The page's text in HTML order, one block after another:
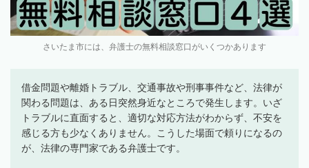
さいたま市には、弁護士の無料相談窓口がいくつかあります
借金問題や離婚トラブル、交通事故や刑事事件など、法律が
関わる問題は、ある日突然身近なところで発生します。いざ
トラブルに直面すると、適切な対応方法がわからず、不安を
感じる方も少なくありません。こうした場面で頼りになるの
が、法律の専門家である弁護士です。